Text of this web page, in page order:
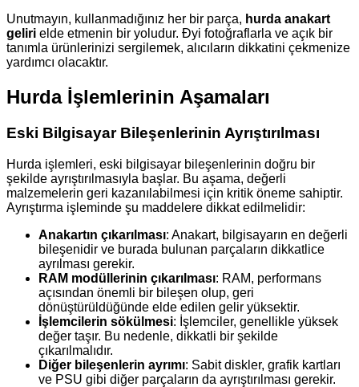
Unutmayın, kullanmadığınız her bir parça, hurda anakart
geliri elde etmenin bir yoludur. Đyi fotoğraflarla ve açık bir
tanımla ürünlerinizi sergilemek, alıcıların dikkatini çekmenize
yardımcı olacaktır.
Hurda İşlemlerinin Aşamaları
Eski Bilgisayar Bileşenlerinin Ayrıştırılması
Hurda işlemleri, eski bilgisayar bileşenlerinin doğru bir
şekilde ayrıştırılmasıyla başlar. Bu aşama, değerli
malzemelerin geri kazanılabilmesi için kritik öneme sahiptir.
Ayrıştırma işleminde şu maddelere dikkat edilmelidir:
Anakartın çıkarılması: Anakart, bilgisayarın en değerli
bileşenidir ve burada bulunan parçaların dikkatlice
ayrılması gerekir.
RAM modüllerinin çıkarılması: RAM, performans
açısından önemli bir bileşen olup, geri
dönüştürüldüğünde elde edilen gelir yüksektir.
İşlemcilerin sökülmesi: İşlemciler, genellikle yüksek
değer taşır. Bu nedenle, dikkatli bir şekilde
çıkarılmalıdır.
Diğer bileşenlerin ayrımı: Sabit diskler, grafik kartları
ve PSU gibi diğer parçaların da ayrıştırılması gerekir.